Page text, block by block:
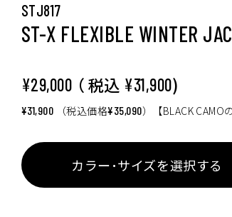
STJ817
ST-X FLEXIBLE WINTER JAC
¥29,000 （ 税込 ¥31,900)
¥31,900 （税込価格¥35,090）【BLACK CAMO
カラー･サイズを選択する